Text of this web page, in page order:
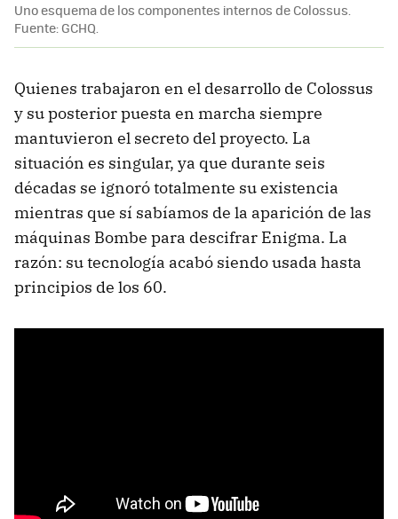
Uno esquema de los componentes internos de Colossus.
Fuente: GCHQ.
Quienes trabajaron en el desarrollo de Colossus
y su posterior puesta en marcha siempre
mantuvieron el secreto del proyecto. La
situación es singular, ya que durante seis
décadas se ignoró totalmente su existencia
mientras que sí sabíamos de la aparición de las
máquinas Bombe para descifrar Enigma. La
razón: su tecnología acabó siendo usada hasta
principios de los 60.